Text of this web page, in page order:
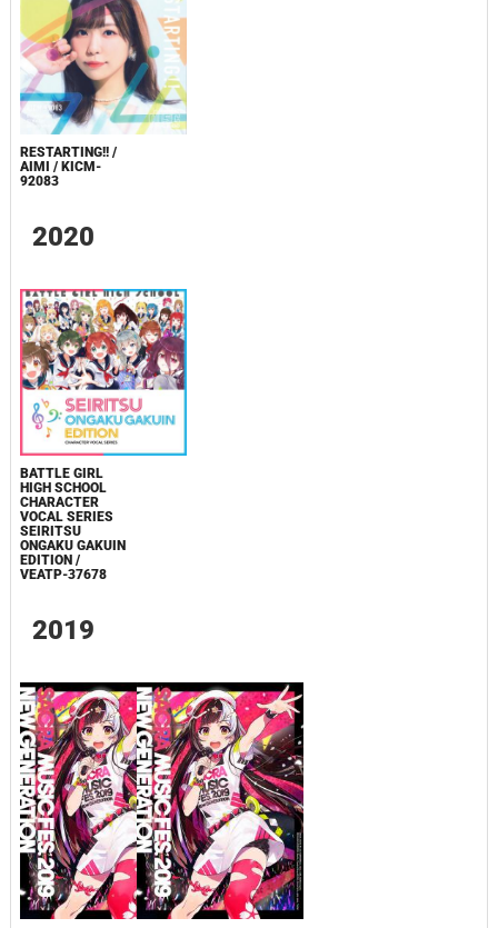
RESTARTING!! /
AIMI / KICM-
92083
2020
BATTLE GIRL
HIGH SCHOOL
CHARACTER
VOCAL SERIES
SEIRITSU
ONGAKU GAKUIN
EDITION /
VEATP-37678
2019